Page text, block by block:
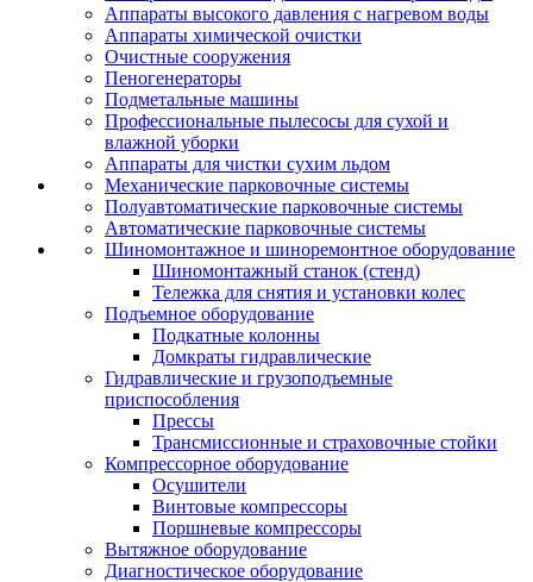
Аппараты высокого давления с нагревом воды
Аппараты химической очистки
Очистные сооружения
Пеногенераторы
Подметальные машины
Профессиональные пылесосы для сухой и
влажной уборки
Аппараты для чистки сухим льдом
Механические парковочные системы
Полуавтоматические парковочные системы
Автоматические парковочные системы
Шиномонтажное и шиноремонтное оборудование
Шиномонтажный станок (стенд)
Тележка для снятия и установки колес
Подъемное оборудование
Подкатные колонны
Домкраты гидравлические
Гидравлические и грузоподъемные
приспособления
Прессы
Трансмиссионные и страховочные стойки
Компрессорное оборудование
Осушители
Винтовые компрессоры
Поршневые компрессоры
Вытяжное оборудование
Диагностическое оборудование